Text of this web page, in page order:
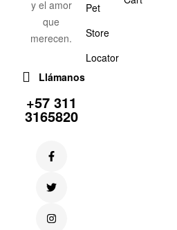
y el amor
que
merecen.
Llámanos
+57 311
3165820
Pet
Store
Locator